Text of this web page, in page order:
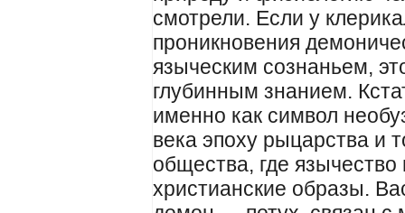
смотрели. Если у
проникновения
языческим сознаньем,
глубинным знанием.
именно как символ
века эпоху рыцарства и
общества, где
христианские образы.